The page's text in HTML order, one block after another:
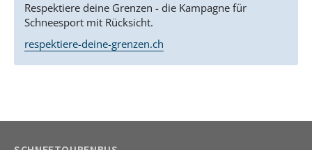
Respektiere deine Grenzen - die Kampagne für
Schneesport mit Rücksicht.
respektiere-deine-grenzen.ch